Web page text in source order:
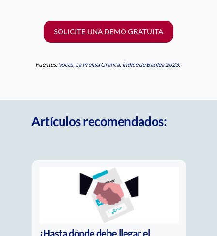
SOLICITE UNA DEMO GRATUITA
Fuentes: Voces, La Prensa Gráfica, Índice de Basilea 2023.
Artículos recomendados:
dónde debe llegar el